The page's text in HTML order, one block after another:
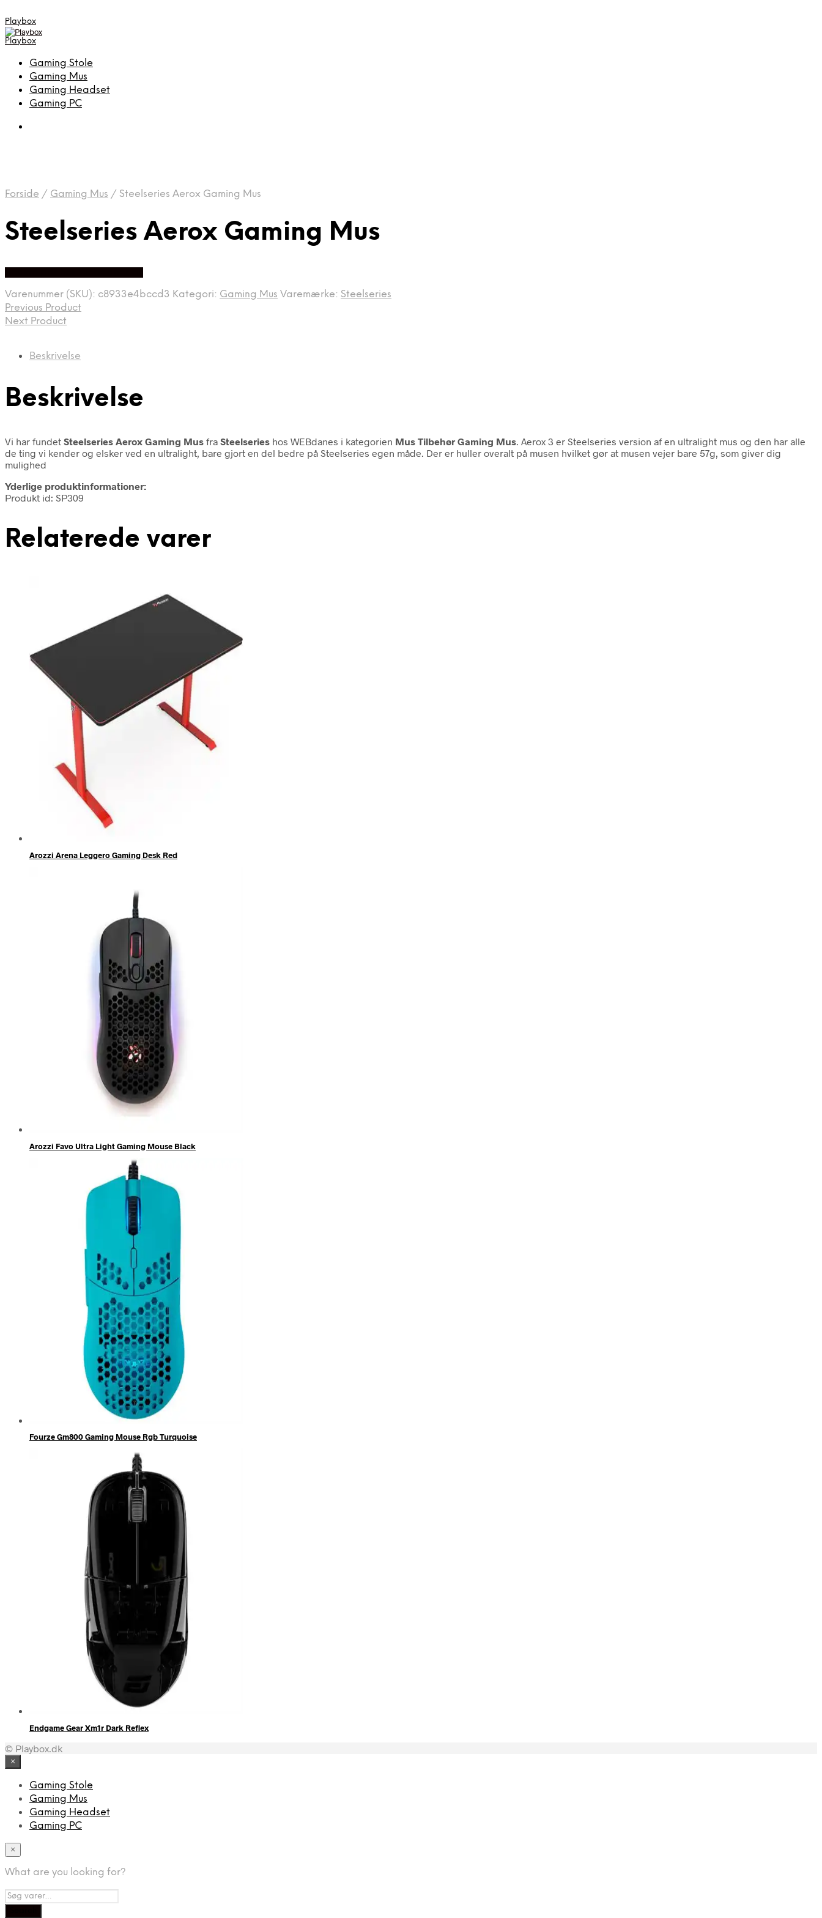
Playbox
Playbox
Gaming Stole
Gaming Mus
Gaming Headset
Gaming PC
Forside / Gaming Mus / Steelseries Aerox Gaming Mus
Steelseries Aerox Gaming Mus
Varenummer (SKU): c8933e4bccd3 Kategori: Gaming Mus Varemærke: Steelseries
Previous Product
Next Product
Beskrivelse
Beskrivelse
Vi har fundet Steelseries Aerox Gaming Mus fra Steelseries hos WEBdanes i kategorien Mus Tilbehør Gaming Mus . Aerox 3 er Steelseries version af en ultralight mus og den har alle
de ting vi kender og elsker ved en ultralight, bare gjort en del bedre på Steelseries egen måde. Der er huller overalt på musen hvilket gør at musen vejer bare 57g, som giver dig
mulighed
Yderlige produktinformationer:
Produkt id: SP309
Relaterede varer
Arozzi Arena Leggero Gaming Desk Red
Arozzi Favo Ultra Light Gaming Mouse Black
Fourze Gm800 Gaming Mouse Rgb Turquoise
Endgame Gear Xm1r Dark Reflex
© Playbox.dk
×
Gaming Stole
Gaming Mus
Gaming Headset
Gaming PC
×
What are you looking for?